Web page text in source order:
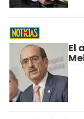
El